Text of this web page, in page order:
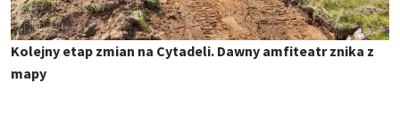
Kolejny etap zmian na Cytadeli. Dawny amfiteatr znika z
mapy